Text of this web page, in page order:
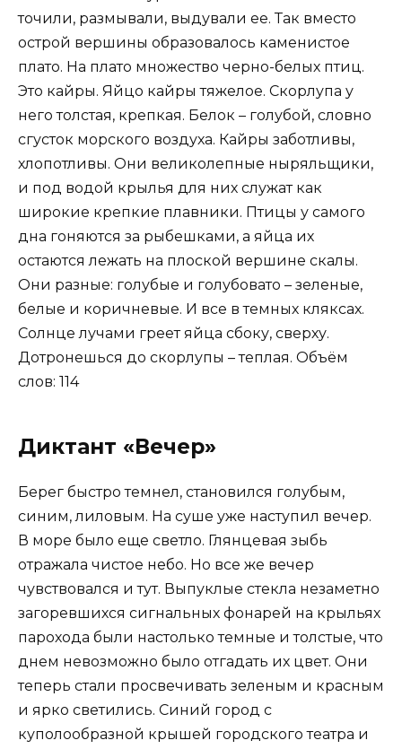
точили, размывали, выдували ее. Так вместо
острой вершины образовалось каменистое
плато. На плато множество черно-белых птиц.
Это кайры. Яйцо кайры тяжелое. Скорлупа у
него толстая, крепкая. Белок – голубой, словно
сгусток морского воздуха. Кайры заботливы,
хлопотливы. Они великолепные ныряльщики,
и под водой крылья для них служат как
широкие крепкие плавники. Птицы у самого
дна гоняются за рыбешками, а яйца их
остаются лежать на плоской вершине скалы.
Они разные: голубые и голубовато – зеленые,
белые и коричневые. И все в темных кляксах.
Солнце лучами греет яйца сбоку, сверху.
Дотронешься до скорлупы – теплая. Объём
слов: 114
Диктант «Вечер»
Берег быстро темнел, становился голубым,
синим, лиловым. На суше уже наступил вечер.
В море было еще светло. Глянцевая зыбь
отражала чистое небо. Но все же вечер
чувствовался и тут. Выпуклые стекла незаметно
загоревшихся сигнальных фонарей на крыльях
парохода были настолько темные и толстые, что
днем невозможно было отгадать их цвет. Они
теперь стали просвечивать зеленым и красным
и ярко светились. Синий город с
куполообразной крышей городского театра и